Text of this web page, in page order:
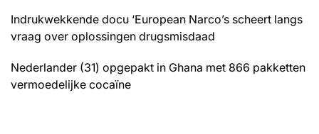
Indrukwekkende docu ‘European Narco’s scheert langs
vraag over oplossingen drugsmisdaad
Nederlander (31) opgepakt in Ghana met 866 pakketten
vermoedelijke cocaïne